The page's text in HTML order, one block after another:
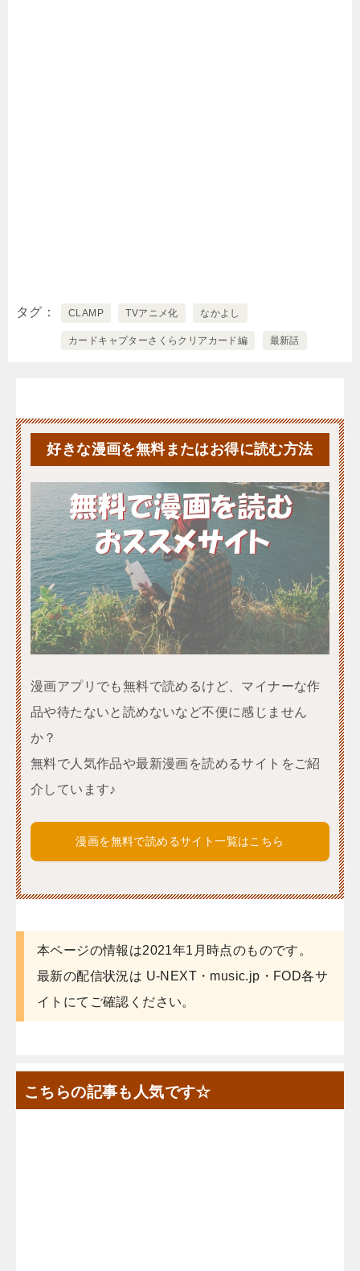
タグ CLAMP TVアニメ化 なかよし
カードキャプターさくらクリアカード編 最新話
好きな漫画を無料またはお得に読む方法
漫画アプリでも無料で読めるけど、マイナーな作
品や待たないと読めないなど不便に感じません
か？
無料で人気作品や最新漫画を読めるサイトをご紹
介しています♪
漫画を無料で読めるサイト一覧はこちら
本ページの情報は2021年1月時点のものです。
最新の配信状況は U-NEXT・music.jp・FOD各サ
イトにてご確認ください。
こちらの記事も人気です☆